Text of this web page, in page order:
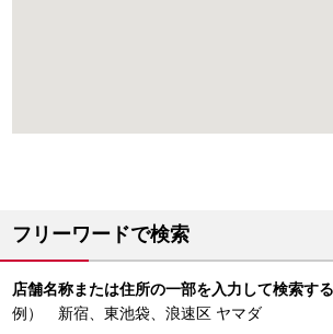
フリーワードで検索
店舗名称または住所の一部を入力して検索す
例） 新宿、東池袋、浪速区 ヤマダ